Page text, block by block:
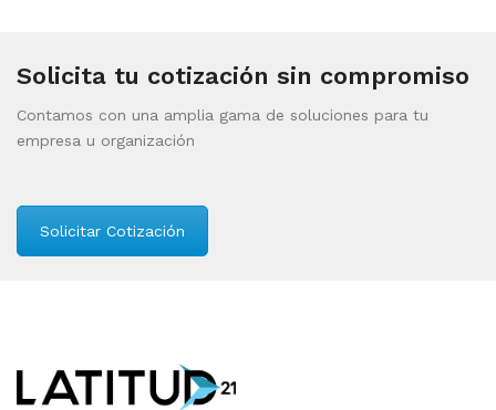
Solicita tu cotización sin compromiso
Contamos con una amplia gama de soluciones para tu
empresa u organización
Solicitar Cotización